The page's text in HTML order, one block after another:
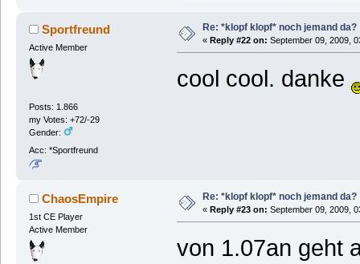
Sportfreund
Active Member
Posts: 1.866
my Votes: +72/-29
Gender:
Acc: *Sportfreund
Re: *klopf klopf* noch jemand da?
« Reply #22 on: September 09, 2009,
cool cool. danke
ChaosEmpire
1st CE Player
Active Member
Re: *klopf klopf* noch jemand da?
« Reply #23 on: September 09, 2009,
von 1.07an geht